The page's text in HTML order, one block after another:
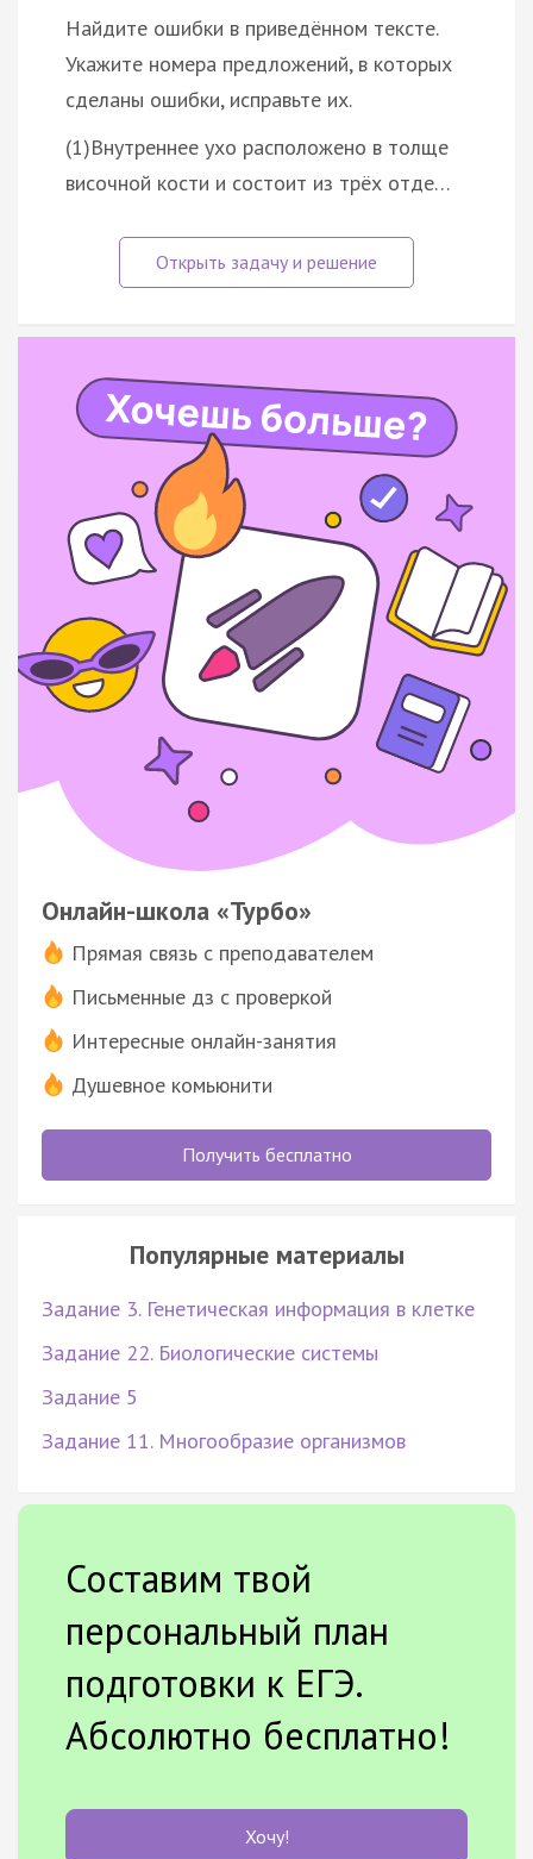
Найдите ошибки в приведённом тексте.
Укажите номера предложений, в которых
сделаны ошибки, исправьте их.
(1)Внутреннее ухо расположено в толще
височной кости и состоит из трёх отде…
Онлайн-школа «Турбо»
Прямая связь с преподавателем
Письменные дз с проверкой
Интересные онлайн-занятия
Душевное комьюнити
Получить бесплатно
Популярные материалы
Задание 3. Генетическая информация в клетке
Задание 22. Биологические системы
Задание 5
Задание 11. Многообразие организмов
Составим твой
персональный план
подготовки к ЕГЭ.
Абсолютно бесплатно!
Хочу!